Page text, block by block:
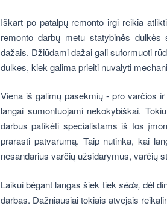
Iškart po patalpų remonto irgi reikia
remonto darbų metu statybinės dulkės
dažais. Džiūdami dažai gali suformuoti
dulkes, kiek galima prieiti nuvalyti
Viena iš galimų pasekmių - pro varčios
langai sumontuojami nekokybiškai.
darbus patikėti specialistams iš tos
prarasti patvarumą. Taip nutinka, kai
nesandarius varčių užsidarymus, varčių
Laikui bėgant langas šiek tiek sėda, dėl
darbas. Dažniausiai tokiais atvejais